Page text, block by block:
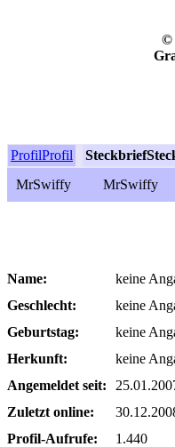
©
ProfilProfil Steckbrief
MrSwiffy
MrSwiffy
Name:
keine
Geschlecht:
keine
Geburtstag:
keine
Herkunft:
keine
Angemeldet seit:
Zuletzt online:
Profil-Aufrufe:
1.440